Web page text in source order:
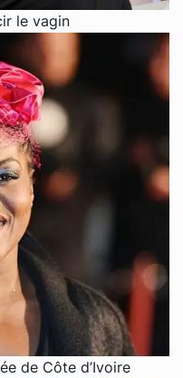
le vagin
de Côte d’Ivoire